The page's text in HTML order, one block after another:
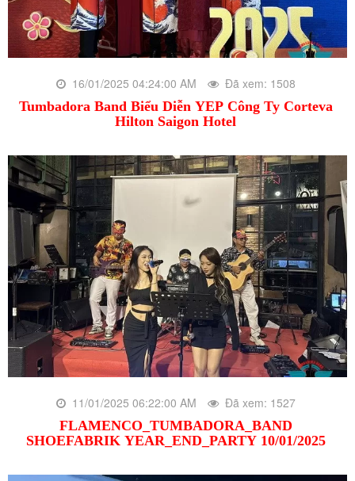
16/01/2025 04:24:00 AM Đã xem: 1508
Tumbadora Band Biểu Diễn YEP Công Ty Corteva
Hilton Saigon Hotel
11/01/2025 06:22:00 AM Đã xem: 1527
FLAMENCO_TUMBADORA_BAND
SHOEFABRIK YEAR_END_PARTY 10/01/2025